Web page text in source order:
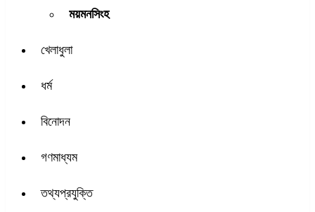
ময়মনসিংহ
খেলাধুলা
ধর্ম
বিনোদন
গণমাধ্যম
তথ্যপ্রযুক্তি